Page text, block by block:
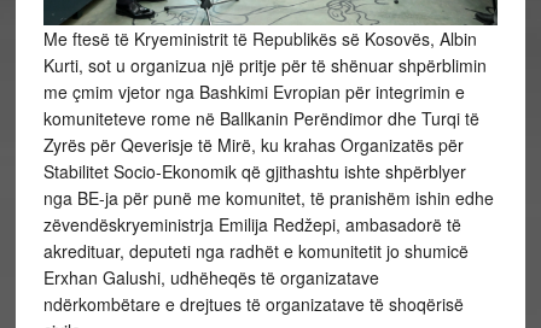
Me ftesë të Kryeministrit të Republikës së Kosovës, Albin
Kurti, sot u organizua një pritje për të shënuar shpërblimin
me çmim vjetor nga Bashkimi Evropian për integrimin e
komuniteteve rome në Ballkanin Perëndimor dhe Turqi të
Zyrës për Qeverisje të Mirë, ku krahas Organizatës për
Stabilitet Socio-Ekonomik që gjithashtu ishte shpërblyer
nga BE-ja për punë me komunitet, të pranishëm ishin edhe
zëvendëskryeministrja Emilija Redžepi, ambasadorë të
akredituar, deputeti nga radhët e komunitetit jo shumicë
Erxhan Galushi, udhëheqës të organizatave
ndërkombëtare e drejtues të organizatave të shoqërisë